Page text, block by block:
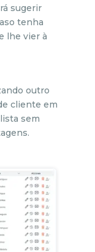
sugerir
tenha
lhe vier à
outro
cliente em
sem